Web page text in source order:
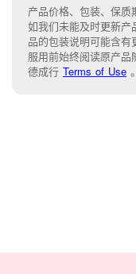
产品价格、包装、保质
如我们未能及时更新产
品的包装说明可能含
服用前始终阅读原产品
德成行 Terms of Use 。